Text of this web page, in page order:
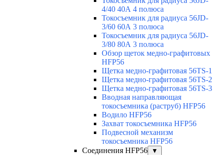
4/40 40А 4 полюса
Токосъемник для радиуса 56JD-
3/60 60А 3 полюса
Токосъемник для радиуса 56JD-
3/80 80А 3 полюса
Обзор щеток медно-графитовых
HFP56
Щетка медно-графитовая 56TS-1
Щетка медно-графитовая 56TS-2
Щетка медно-графитовая 56TS-3
Вводная направляющая
токосъемника (раструб) HFP56
Водило HFP56
Захват токосъемника HFP56
Подвесной механизм
токосъемника HFP56
Соединения HFP56
▼